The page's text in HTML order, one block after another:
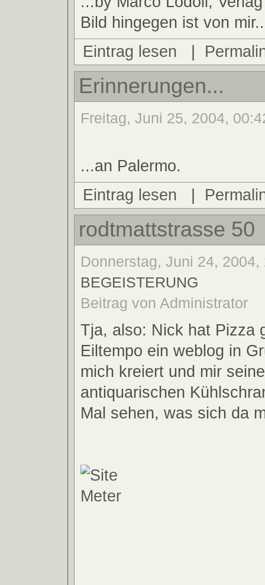
Bild hingegen ist von
Eintrag lesen
|
Erinnerungen...
Freitag, Juni 25, 2004,
...an Palermo.
Eintrag lesen
|
rodtmattstrasse 50
Donnerstag, Juni 24, 2004,
BEGEISTERUNG
Beitrag von Administrator
Tja, also: Nick hat Pizza
Eiltempo ein weblog in
mich kreiert und mir
antiquarischen
Mal sehen, was sich da